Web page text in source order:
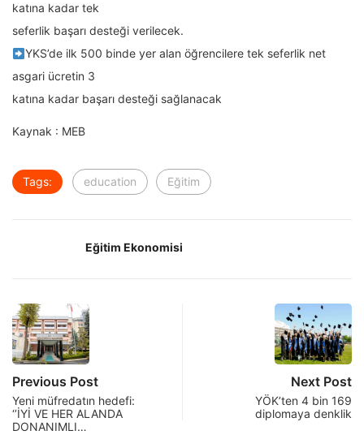
katına kadar tek
seferlik başarı desteği verilecek.
YKS’de ilk 500 binde yer alan öğrencilere tek seferlik net
asgari ücretin 3
katına kadar başarı desteği sağlanacak
Kaynak : MEB
Tags: education Eğitim
Eğitim Ekonomisi
Previous Post
Yeni müfredatın hedefi:
‘’İYİ VE HER ALANDA
DONANIMLI…
Next Post
YÖK’ten 4 bin 169
diplomaya denklik